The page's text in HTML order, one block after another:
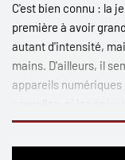
C'est bien connu : la
première à avoir
autant d'intensité,
mains. D'ailleurs, il
appareils
ou les agressions...